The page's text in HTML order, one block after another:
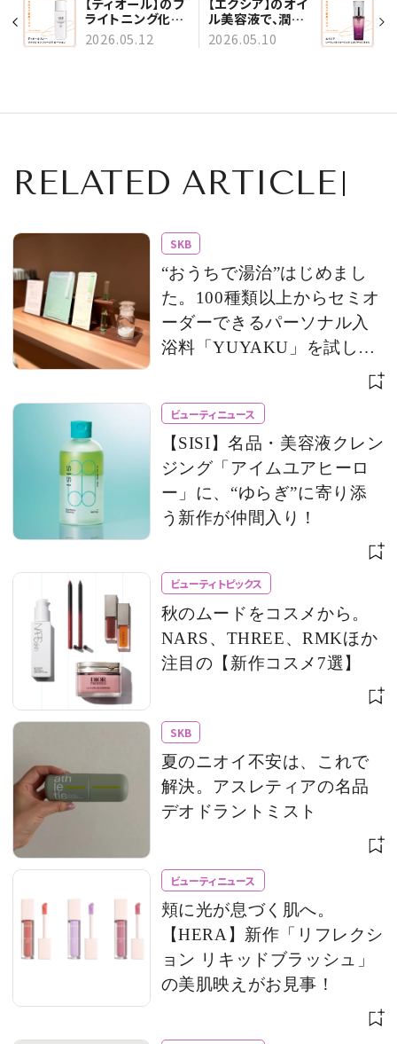
ライトニング化粧
水は、1本で多角
的なケアを網羅
2026.05.12
ル美容液で、潤い
と南国のパワーを
チャージ vol.177
2026.05.10
RELATED ARTICLE
SKB
“おうちで湯治”はじめまし
た。100種類以上からセミオ
ーダーできるパーソナル入
浴料「YUYAKU」を試して
ビューティニュース
【SISI】名品・美容液クレン
ジング「アイムユアヒーロ
ー」に、“ゆらぎ”に寄り添
う新作が仲間入り！
ビューティトピックス
秋のムードをコスメから。
NARS、THREE、RMKほか
注目の【新作コスメ7選】
SKB
夏のニオイ不安は、これで
解決。アスレティアの名品
デオドラントミスト
ビューティニュース
頬に光が息づく肌へ。
【HERA】新作「リフレクシ
ョン リキッドブラッシュ」
の美肌映えがお見事！